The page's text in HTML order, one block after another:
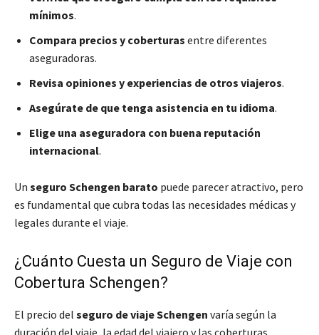
mínimos.
Compara precios y coberturas entre diferentes
aseguradoras.
Revisa opiniones y experiencias de otros viajeros.
Asegúrate de que tenga asistencia en tu idioma.
Elige una aseguradora con buena reputación
internacional.
Un seguro Schengen barato puede parecer atractivo, pero
es fundamental que cubra todas las necesidades médicas y
legales durante el viaje.
¿Cuánto Cuesta un Seguro de Viaje con
Cobertura Schengen?
El precio del seguro de viaje Schengen varía según la
duración del viaje, la edad del viajero y las coberturas